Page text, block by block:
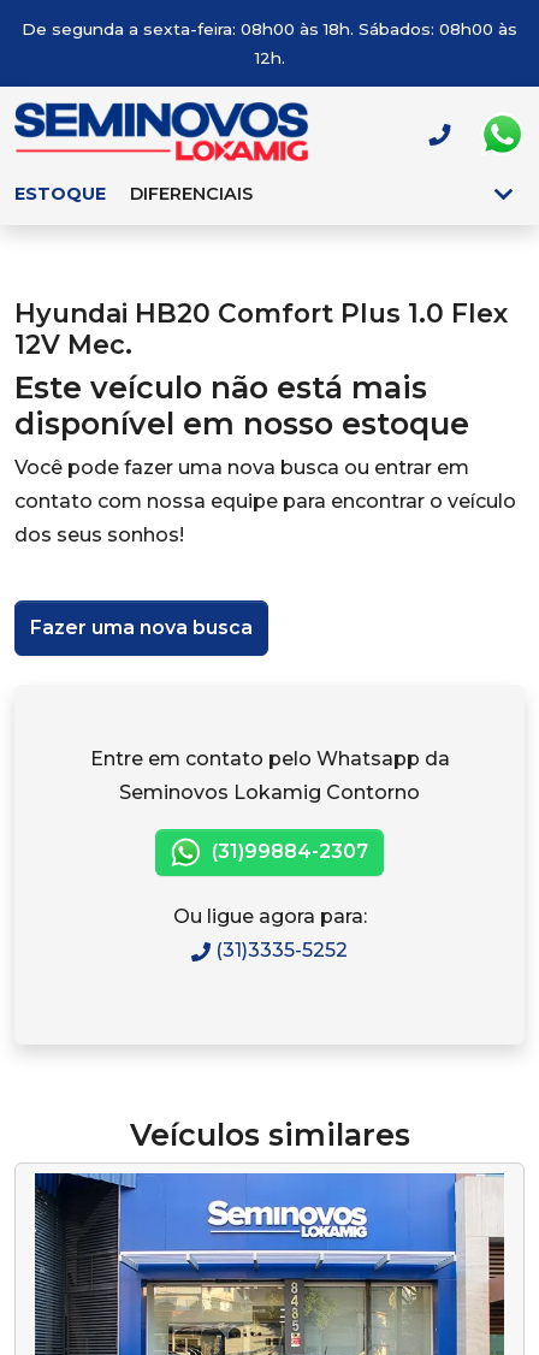
De segunda a sexta-feira: 08h00 às 18h. Sábados: 08h00 às
12h.
ESTOQUE DIFERENCIAIS
Hyundai HB20 Comfort Plus 1.0 Flex
12V Mec.
Este veículo não está mais
disponível em nosso estoque
Você pode fazer uma nova busca ou entrar em
contato com nossa equipe para encontrar o veículo
dos seus sonhos!
Fazer uma nova busca
Entre em contato pelo Whatsapp da
Seminovos Lokamig Contorno
(31)99884-2307
Ou ligue agora para:
(31)3335-5252
Veículos similares